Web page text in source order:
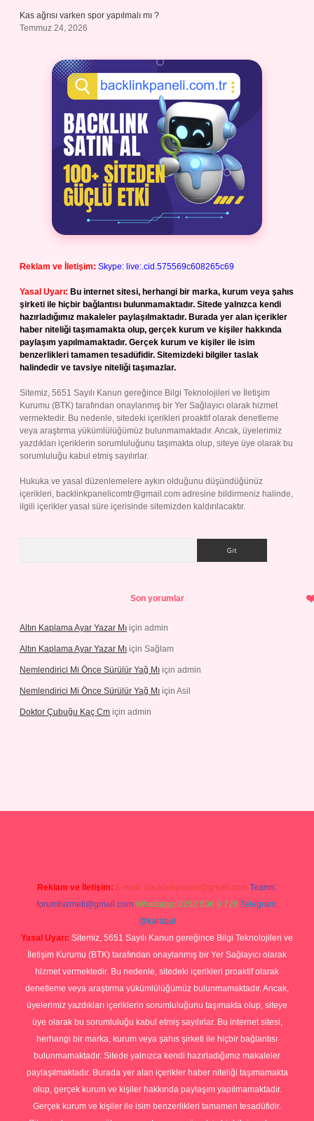
Kas ağrısı varken spor yapılmalı mı ?
Temmuz 24, 2026
Reklam ve İletişim: Skype: live:.cid.575569c608265c69
Yasal Uyarı: Bu internet sitesi, herhangi bir marka, kurum veya şahıs
şirketi ile hiçbir bağlantısı bulunmamaktadır. Sitede yalnızca kendi
hazırladığımız makaleler paylaşılmaktadır. Burada yer alan içerikler
haber niteliği taşımamakta olup, gerçek kurum ve kişiler hakkında
paylaşım yapılmamaktadır. Gerçek kurum ve kişiler ile isim
benzerlikleri tamamen tesadüfidir. Sitemizdeki bilgiler taslak
halindedir ve tavsiye niteliği taşımazlar.
Sitemiz, 5651 Sayılı Kanun gereğince Bilgi Teknolojileri ve İletişim
Kurumu (BTK) tarafından onaylanmış bir Yer Sağlayıcı olarak hizmet
vermektedir. Bu nedenle, sitedeki içerikleri proaktif olarak denetleme
veya araştırma yükümlülüğümüz bulunmamaktadır. Ancak, üyelerimiz
yazdıkları içeriklerin sorumluluğunu taşımakta olup, siteye üye olarak bu
sorumluluğu kabul etmiş sayılırlar.
Hukuka ve yasal düzenlemelere aykırı olduğunu düşündüğünüz
içerikleri, backlinkpanelicomtr@gmail.com adresine bildirmeniz halinde,
ilgili içerikler yasal süre içerisinde sitemizden kaldırılacaktır.
Son yorumlar
Altın Kaplama Ayar Yazar Mı için admin
Altın Kaplama Ayar Yazar Mı için Sağlam
Nemlendirici Mi Önce Sürülür Yağ Mı için admin
Nemlendirici Mi Önce Sürülür Yağ Mı için Asil
Doktor Çubuğu Kaç Cm için admin
Reklam ve İletişim: E-mail: backlinkpaneli@gmail.com Teams:
forumhizmeti@gmail.com Whatsapp: 0262 606 0 726 Telegram:
@karabul
Yasal Uyarı: Sitemiz, 5651 Sayılı Kanun gereğince Bilgi Teknolojileri ve
İletişim Kurumu (BTK) tarafından onaylanmış bir Yer Sağlayıcı olarak
hizmet vermektedir. Bu nedenle, sitedeki içerikleri proaktif olarak
denetleme veya araştırma yükümlülüğümüz bulunmamaktadır. Ancak,
üyelerimiz yazdıkları içeriklerin sorumluluğunu taşımakta olup, siteye
üye olarak bu sorumluluğu kabul etmiş sayılırlar. Bu internet sitesi,
herhangi bir marka, kurum veya şahıs şirketi ile hiçbir bağlantısı
bulunmamaktadır. Sitede yalnızca kendi hazırladığımız makaleler
paylaşılmaktadır. Burada yer alan içerikler haber niteliği taşımamakta
olup, gerçek kurum ve kişiler hakkında paylaşım yapılmamaktadır.
Gerçek kurum ve kişiler ile isim benzerlikleri tamamen tesadüfidir.